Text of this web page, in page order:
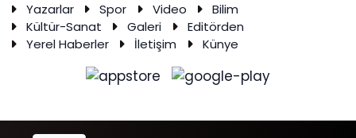
Yazarlar Spor Video
Bilim
Kültür-Sanat
Galeri
Editörden
Yerel Haberler
İletişim Künye